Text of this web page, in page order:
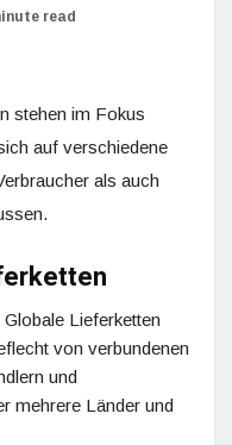
read
stehen im Fokus
auf verschiedene
als auch
Globale Lieferketten
von verbundenen
und
mehrere Länder und